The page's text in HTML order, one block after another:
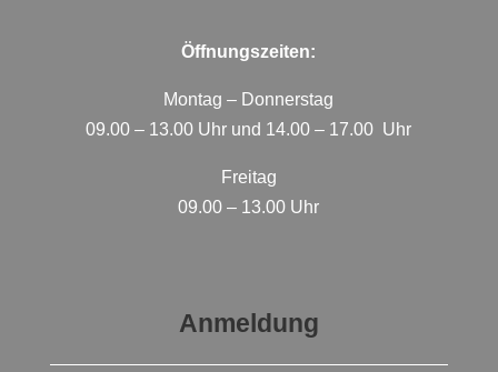
Öffnungszeiten:
Montag – Donnerstag
09.00 – 13.00 Uhr und 14.00 – 17.00 Uhr
Freitag
09.00 – 13.00 Uhr
Anmeldung